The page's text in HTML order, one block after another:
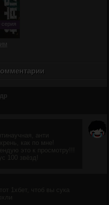
серия
анти
как по мне!
это к просмотру!!!
100 звёзд!
1хбет, чтоб вы сука